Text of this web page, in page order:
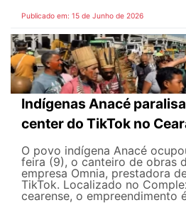
Publicado em: 15 de Junho de 2026
Indígenas Anacé
center do TikTok no
O povo indígena Anacé
feira (9), o canteiro de obras
empresa Omnia, prestadora
TikTok. Localizado no
cearense, o empreendimento